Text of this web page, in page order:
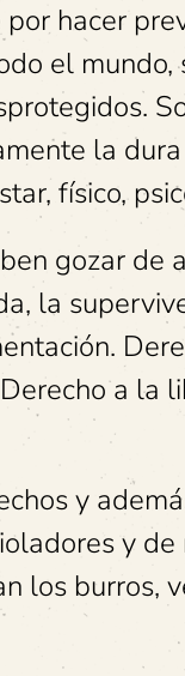
hacer
el
la
físico,
gozar de
la
a la
y
y
los burros,